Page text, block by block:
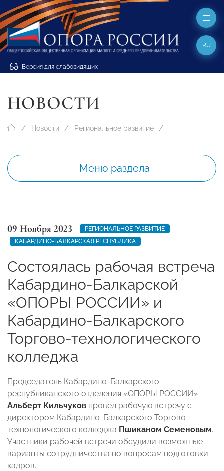
Версия для слабовидящих
RU
НОВОСТИ
Новости Региональное развитие
Меню раздела
09 Ноября 2023
РЕГИОНАЛЬНОЕ РАЗВИТИЕ
КАБАРДИНО-БАЛКАРСКАЯ РЕСПУБЛИКА
Состоялась рабочая встреча
Кабардино-Балкарской
«ОПОРЫ РОССИИ» и
Кабардино-Балкарского
Торгово-технологического
колледжа
Председатель Кабардино-Балкарского
республиканского отделения «ОПОРЫ РОССИИ»
Альберт Кильчуков провел рабочую встречу с
директором Кабардино-Балкарского Торгово-
технологического колледжа Пшиканом Семеновым.
Участники рабочей встречи обсудили возможные
варианты сотрудничества по вопросам подготовки
кадров.